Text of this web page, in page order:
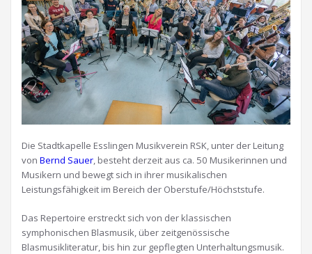
Die Stadtkapelle Esslingen Musikverein RSK, unter der Leitung
von Bernd Sauer, besteht derzeit aus ca. 50 Musikerinnen und
Musikern und bewegt sich in ihrer musikalischen
Leistungsfähigkeit im Bereich der Oberstufe/Höchststufe.
Das Repertoire erstreckt sich von der klassischen
symphonischen Blasmusik, über zeitgenössische
Blasmusikliteratur, bis hin zur gepflegten Unterhaltungsmusik.